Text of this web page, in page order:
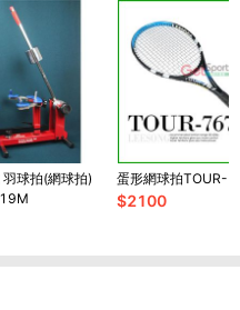
球拍(網球拍)
蛋形網球拍TOUR-
$2100